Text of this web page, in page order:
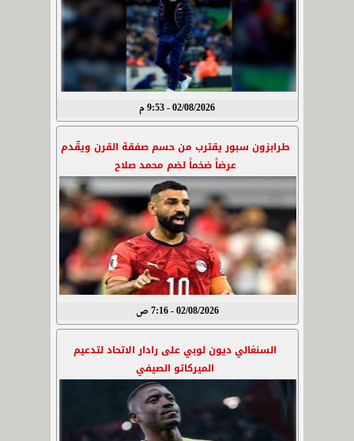
02/08/2026 - 9:53 م
طرابزون سبور يقترب من حسم صفقة القرن ويقّدم
عرضاً ضخماً لضم محمد صلاح
02/08/2026 - 7:16 ص
السنغالي ديون لوبي على رادار الاتحاد لتدعيم
الميركاتو الصيفي